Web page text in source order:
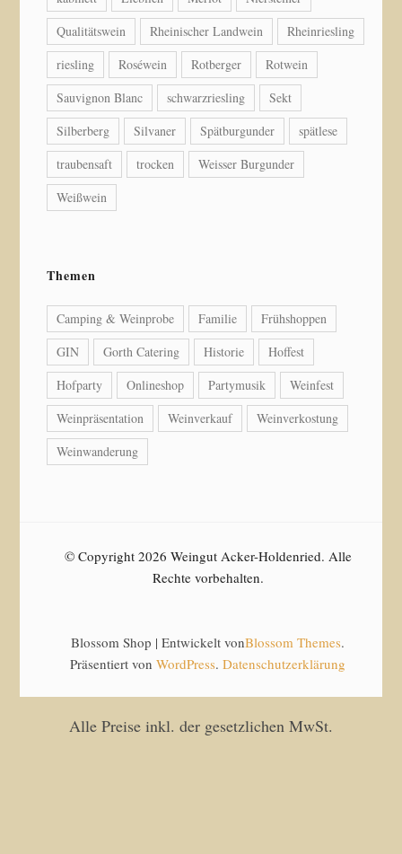
Qualitätswein
Rheinischer Landwein
Rheinriesling
riesling
Roséwein Rotberger
Rotwein
Sauvignon Blanc
schwarzriesling
Sekt
Silberberg
Silvaner Spätburgunder
spätlese
traubensaft
trocken
Weisser Burgunder
Weißwein
Themen
Camping & Weinprobe Familie
Frühshoppen
GIN
Gorth Catering Historie
Hoffest
Hofparty
Onlineshop Partymusik
Weinfest
Weinpräsentation
Weinverkauf
Weinverkostung
Weinwanderung
© Copyright 2026 Weingut Acker-Holdenried. Alle
Rechte vorbehalten.
Blossom Shop | Entwickelt vonBlossom Themes.
Präsentiert von WordPress. Datenschutzerklärung
Alle Preise inkl. der gesetzlichen MwSt.